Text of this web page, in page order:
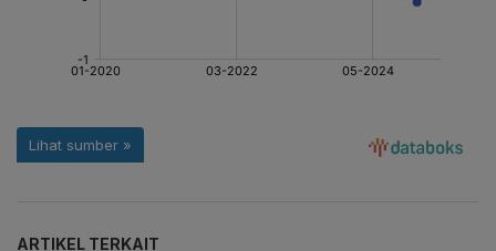
ARTIKEL TERKAIT